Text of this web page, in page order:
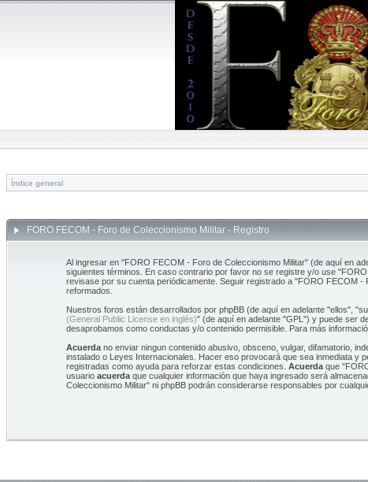
Índice general
FORO FECOM - Foro de Coleccionismo Militar - Registro
Al ingresar en "FORO FECOM - Foro de Coleccionismo Militar" (de aquí en
siguientes términos. En caso contrario por favor no se registre y/o use
revisase por su cuenta periódicamente. Seguir registrado a "FORO FECOM
reformados.
Nuestros foros están desarrollados por phpBB (de aquí en adelante "ellos",
(General Public License en inglés)" (de aquí en adelante "GPL") y puede ser
desaprobamos como conductas y/o contenido permisible. Para más
Acuerda no enviar ningun contenido abusivo, obsceno, vulgar, difamatorio,
instalado o Leyes Internacionales. Hacer eso provocará que sea inmediata y
registradas como ayuda para reforzar estas condiciones. Acuerda que
usuario acuerda que cualquier información que haya ingresado será
Coleccionismo Militar" ni phpBB podrán considerarse responsables por